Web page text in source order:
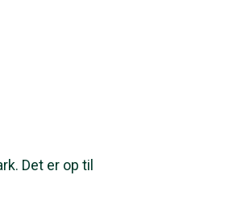
Det er op til